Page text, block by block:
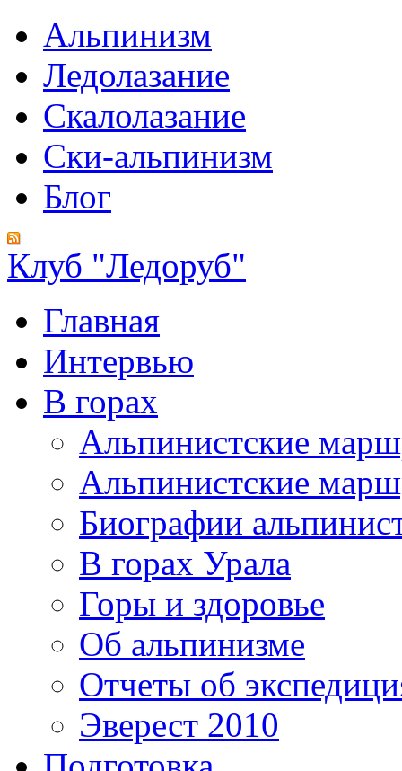
Альпинизм
Ледолазание
Скалолазание
Ски-альпинизм
Блог
Клуб "Ледоруб"
Главная
Интервью
В горах
Альпинистские
Альпинистские
Биографии
В горах Урала
Горы и здоровье
Об альпинизме
Отчеты об
Эверест 2010